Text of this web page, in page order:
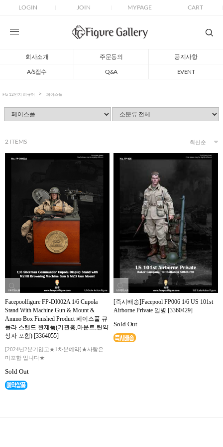
LOGIN JOIN MYPAGE CART
회사소개 주문동의
공지사항
A/S접수
Q&A EVENT
FG 12인치 피규어 페이스풀
2 ITEMS
Facepoolfigure FP-DI002A 1/6 Cupola
Stand With Machine Gun & Mount &
Ammo Box Finished Product 페이스풀 큐
폴라 스탠드 완제품(기관총,마운트,탄약
상자 포함) [3364055]
[2024년2분기입고★1차분예약]★사람은
미포함 입니다★
Sold Out
[즉시배송]Facepool FP006 1/6 US 101st
Airborne Private 일병 [3360429]
Sold Out